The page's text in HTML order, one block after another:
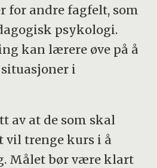
for andre fagfelt, som
psykologi.
kan lærere øve på å
i
av at de som skal
vil trenge kurs i å
Målet bør være klart